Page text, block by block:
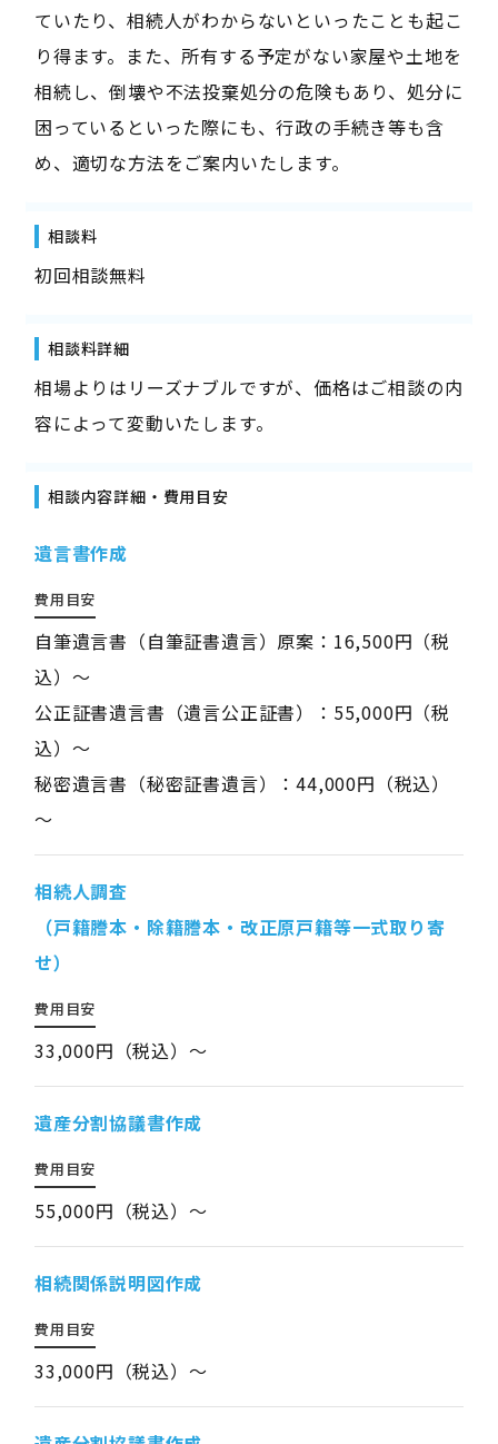
ていたり、相続人がわからないといったことも起こ
り得ます。また、所有する予定がない家屋や土地を
相続し、倒壊や不法投棄処分の危険もあり、処分に
困っているといった際にも、行政の手続き等も含
め、適切な方法をご案内いたします。
相談料
初回相談無料
相談料詳細
相場よりはリーズナブルですが、価格はご相談の内
容によって変動いたします。
相談内容詳細・費用目安
遺言書作成
費用目安
自筆遺言書（自筆証書遺言）原案：16,500円（税
込）～
公正証書遺言書（遺言公正証書）：55,000円（税
込）～
秘密遺言書（秘密証書遺言）：44,000円（税込）
～
相続人調査
（戸籍謄本・除籍謄本・改正原戸籍等一式取り寄
せ）
費用目安
33,000円（税込）～
遺産分割協議書作成
費用目安
55,000円（税込）～
相続関係説明図作成
費用目安
33,000円（税込）～